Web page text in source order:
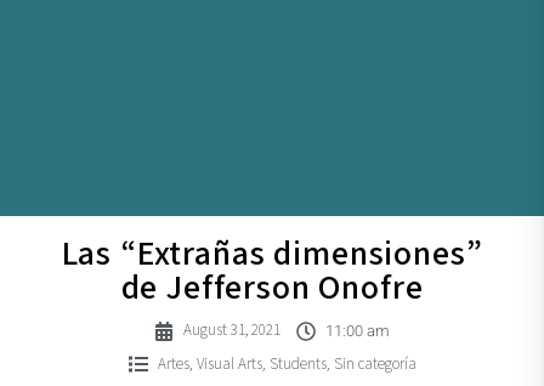
Las “Extrañas dimensiones”
de Jefferson Onofre
August 31, 2021 11:00 am
Artes, Visual Arts, Students, Sin categoría